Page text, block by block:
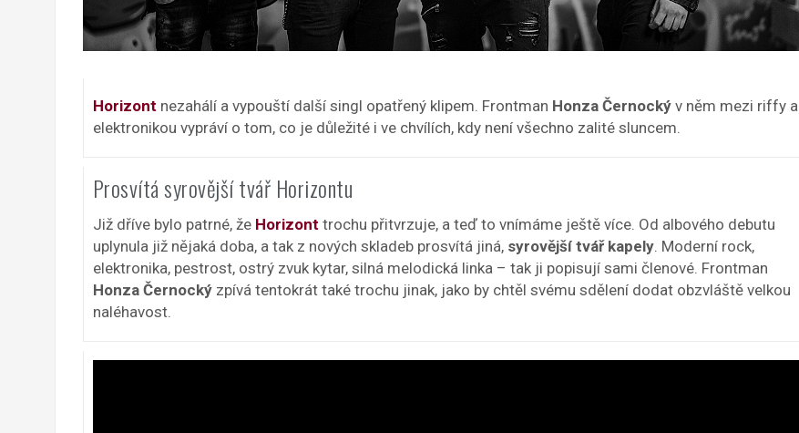
Horizont nezahálí a vypouští další singl opatřený klipem. Frontman Honza Černockýv něm mezi riffy a
elektronikou vypráví o tom, co je důležité i ve chvílích, kdy není všechno zalité sluncem.
Prosvítá syrovější tvář Horizontu
Již dříve bylo patrné, že Horizont trochu přitvrzuje, a teď to vnímáme ještě více. Od albového debutu
uplynula již nějaká doba, a tak z nových skladeb prosvítá jiná, syrovější tvář kapely. Moderní rock,
elektronika, pestrost, ostrý zvuk kytar, silná melodická linka – tak ji popisují sami členové. Frontman
Honza Černockýzpívá tentokrát také trochu jinak, jako by chtěl svému sdělení dodat obzvláště velkou
naléhavost.